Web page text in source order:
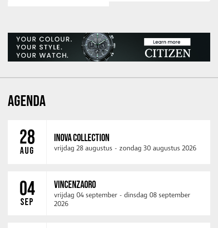
AGENDA
28
AUG
INOVA COLLECTION
vrijdag 28 augustus - zondag 30 augustus 2026
04
SEP
VINCENZAORO
vrijdag 04 september - dinsdag 08 september
2026